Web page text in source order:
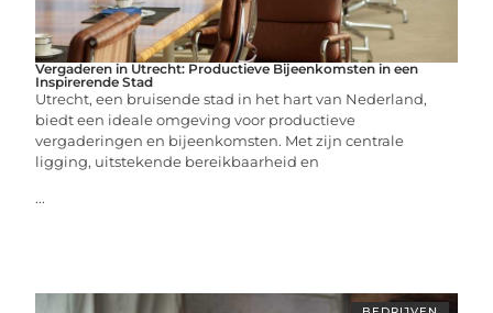
Vergaderen in Utrecht: Productieve Bijeenkomsten in een
Inspirerende Stad
Utrecht, een bruisende stad in het hart van Nederland,
biedt een ideale omgeving voor productieve
vergaderingen en bijeenkomsten. Met zijn centrale
ligging, uitstekende bereikbaarheid en
...